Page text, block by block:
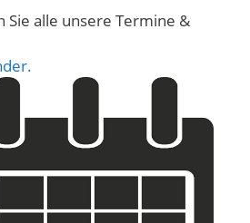
alle unsere Termine &